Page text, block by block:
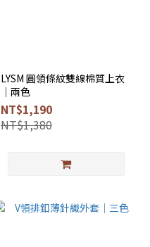
LYSM 圓領條紋雙線棉質上衣
｜兩色
NT$1,190
NT$1,380